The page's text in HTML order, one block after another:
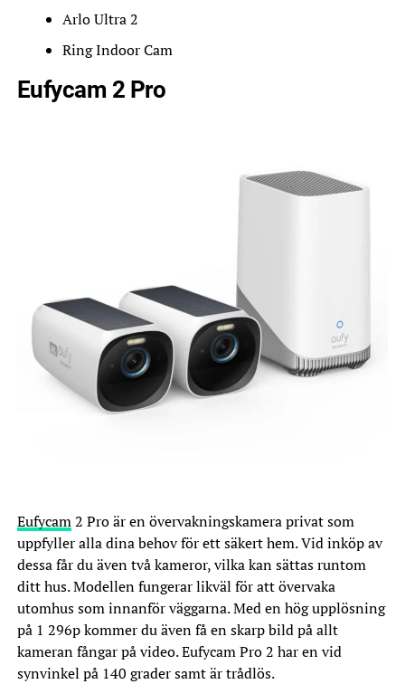
Arlo Ultra 2
Ring Indoor Cam
Eufycam 2 Pro
Eufycam2 Pro är en övervakningskamera privat som
uppfyller alla dina behov för ett säkert hem. Vid inköp av
dessa får du även två kameror, vilka kan sättas runtom
ditt hus. Modellen fungerar likväl för att övervaka
utomhus som innanför väggarna. Med en hög upplösning
på 1 296p kommer du även få en skarp bild på allt
kameran fångar på video. Eufycam Pro 2 har en vid
synvinkel på 140 grader samt är trådlös.